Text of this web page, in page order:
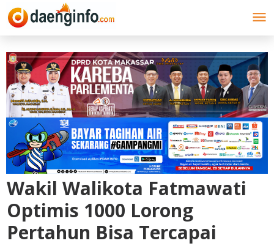
Lewati
ke
Wakil Walikota Fatmawati
Optimis 1000 Lorong
Pertahun Bisa Tercapai